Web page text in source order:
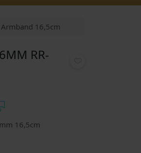
Armband 16,5cm
RR-
16,5cm